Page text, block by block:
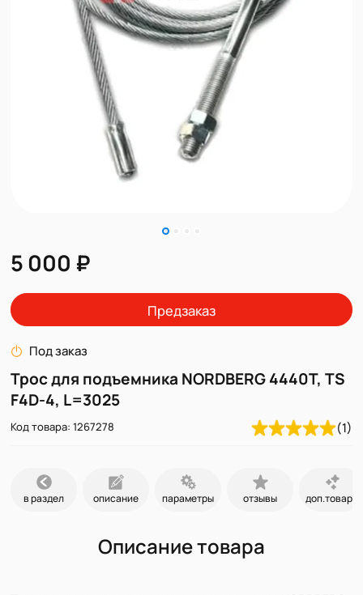
5 000 ₽
Предзаказ
Под заказ
Трос для подъемника NORDBERG 4440T, TS
F4D-4, L=3025
Код товара: 1267278 (1)
в раздел описание параметры отзывы доп.товары
Описание товара